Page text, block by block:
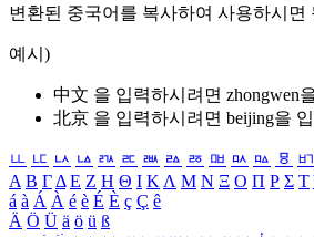
변환된 중국어를 복사하여 사용하시면
예시)
中文 을 입력하시려면 zhongwen
北京 을 입력하시려면 beijing을
ㅥ ㅦ ㅧ ㅨ ㅩ ㅪ ㅫ ㅬ ㅭ ㅮ ㅯ ㅰ ㅱ ㅲ
Α Β ΓΔ Ε Ζ Η Θ Ι ΚΛ Μ Ν Ξ Ο Π Ρ Σ Τ
á à Á À é è É È ç Ç ê
Ä Ö Ü ä ö ü ß